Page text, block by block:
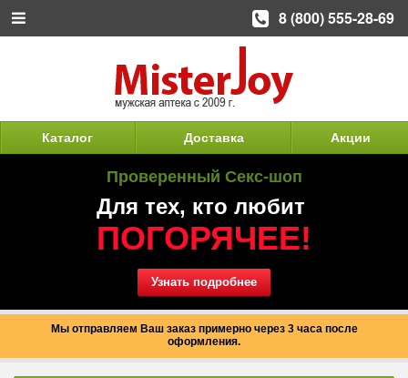
Каталог Доставка Акции
Проверенный Секс-шоп
Для тех, кто любит
ПОГОРЯЧЕЕ!
Узнать подробнее
Мы отправляем Ваш заказ примерно через 3 часа после
оформления.
8 (800) 555-28-69